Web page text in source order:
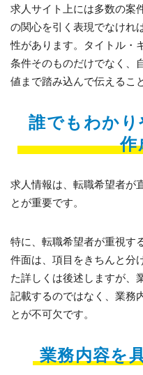
求人サイト上には多数の案
の関心を引く表現でなけれ
性があります。タイトル・
条件そのものだけでなく、
値まで踏み込んで伝えるこ
誰でもわか
作
求人情報は、転職希望者が
とが重要です。
特に、転職希望者が重視す
件面は、項目をきちんと分
た詳しくは後述しますが、
記載するのではなく、業務
とが不可欠です。
業務内容を